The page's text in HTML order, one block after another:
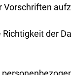
Vorschriften
der